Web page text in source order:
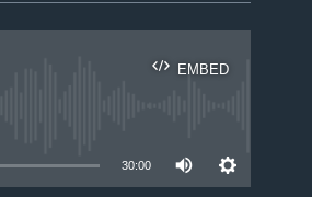
EMBED
30:00